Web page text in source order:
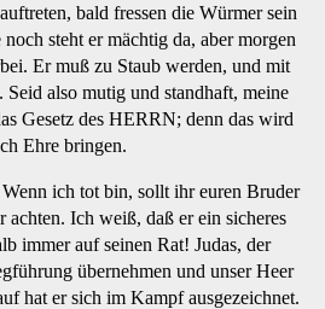
bald fressen die Würmer sein
steht er mächtig da, aber morgen
Er muß zu Staub werden, und mit
Seid also mutig und standhaft, meine
Gesetz des HERRN; denn das wird
Ehre bringen.
ich tot bin, sollt ihr euren Bruder
achten. Ich weiß, daß er ein sicheres
immer auf seinen Rat! Judas, der
übernehmen und unser Heer
hat er sich im Kampf ausgezeichnet.